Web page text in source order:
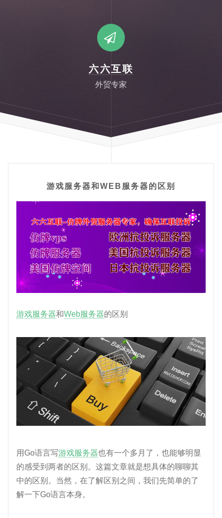
六六互联
外贸专家
游戏服务器和WEB服务器的区别
游戏服务器和Web服务器的区别
用Go语言写游戏服务器也有一个多月了，也能够明显
的感受到两者的区别。这篇文章就是想具体的聊聊其
中的区别。当然，在了解区别之间，我们先简单的了
解一下Go语言本身。